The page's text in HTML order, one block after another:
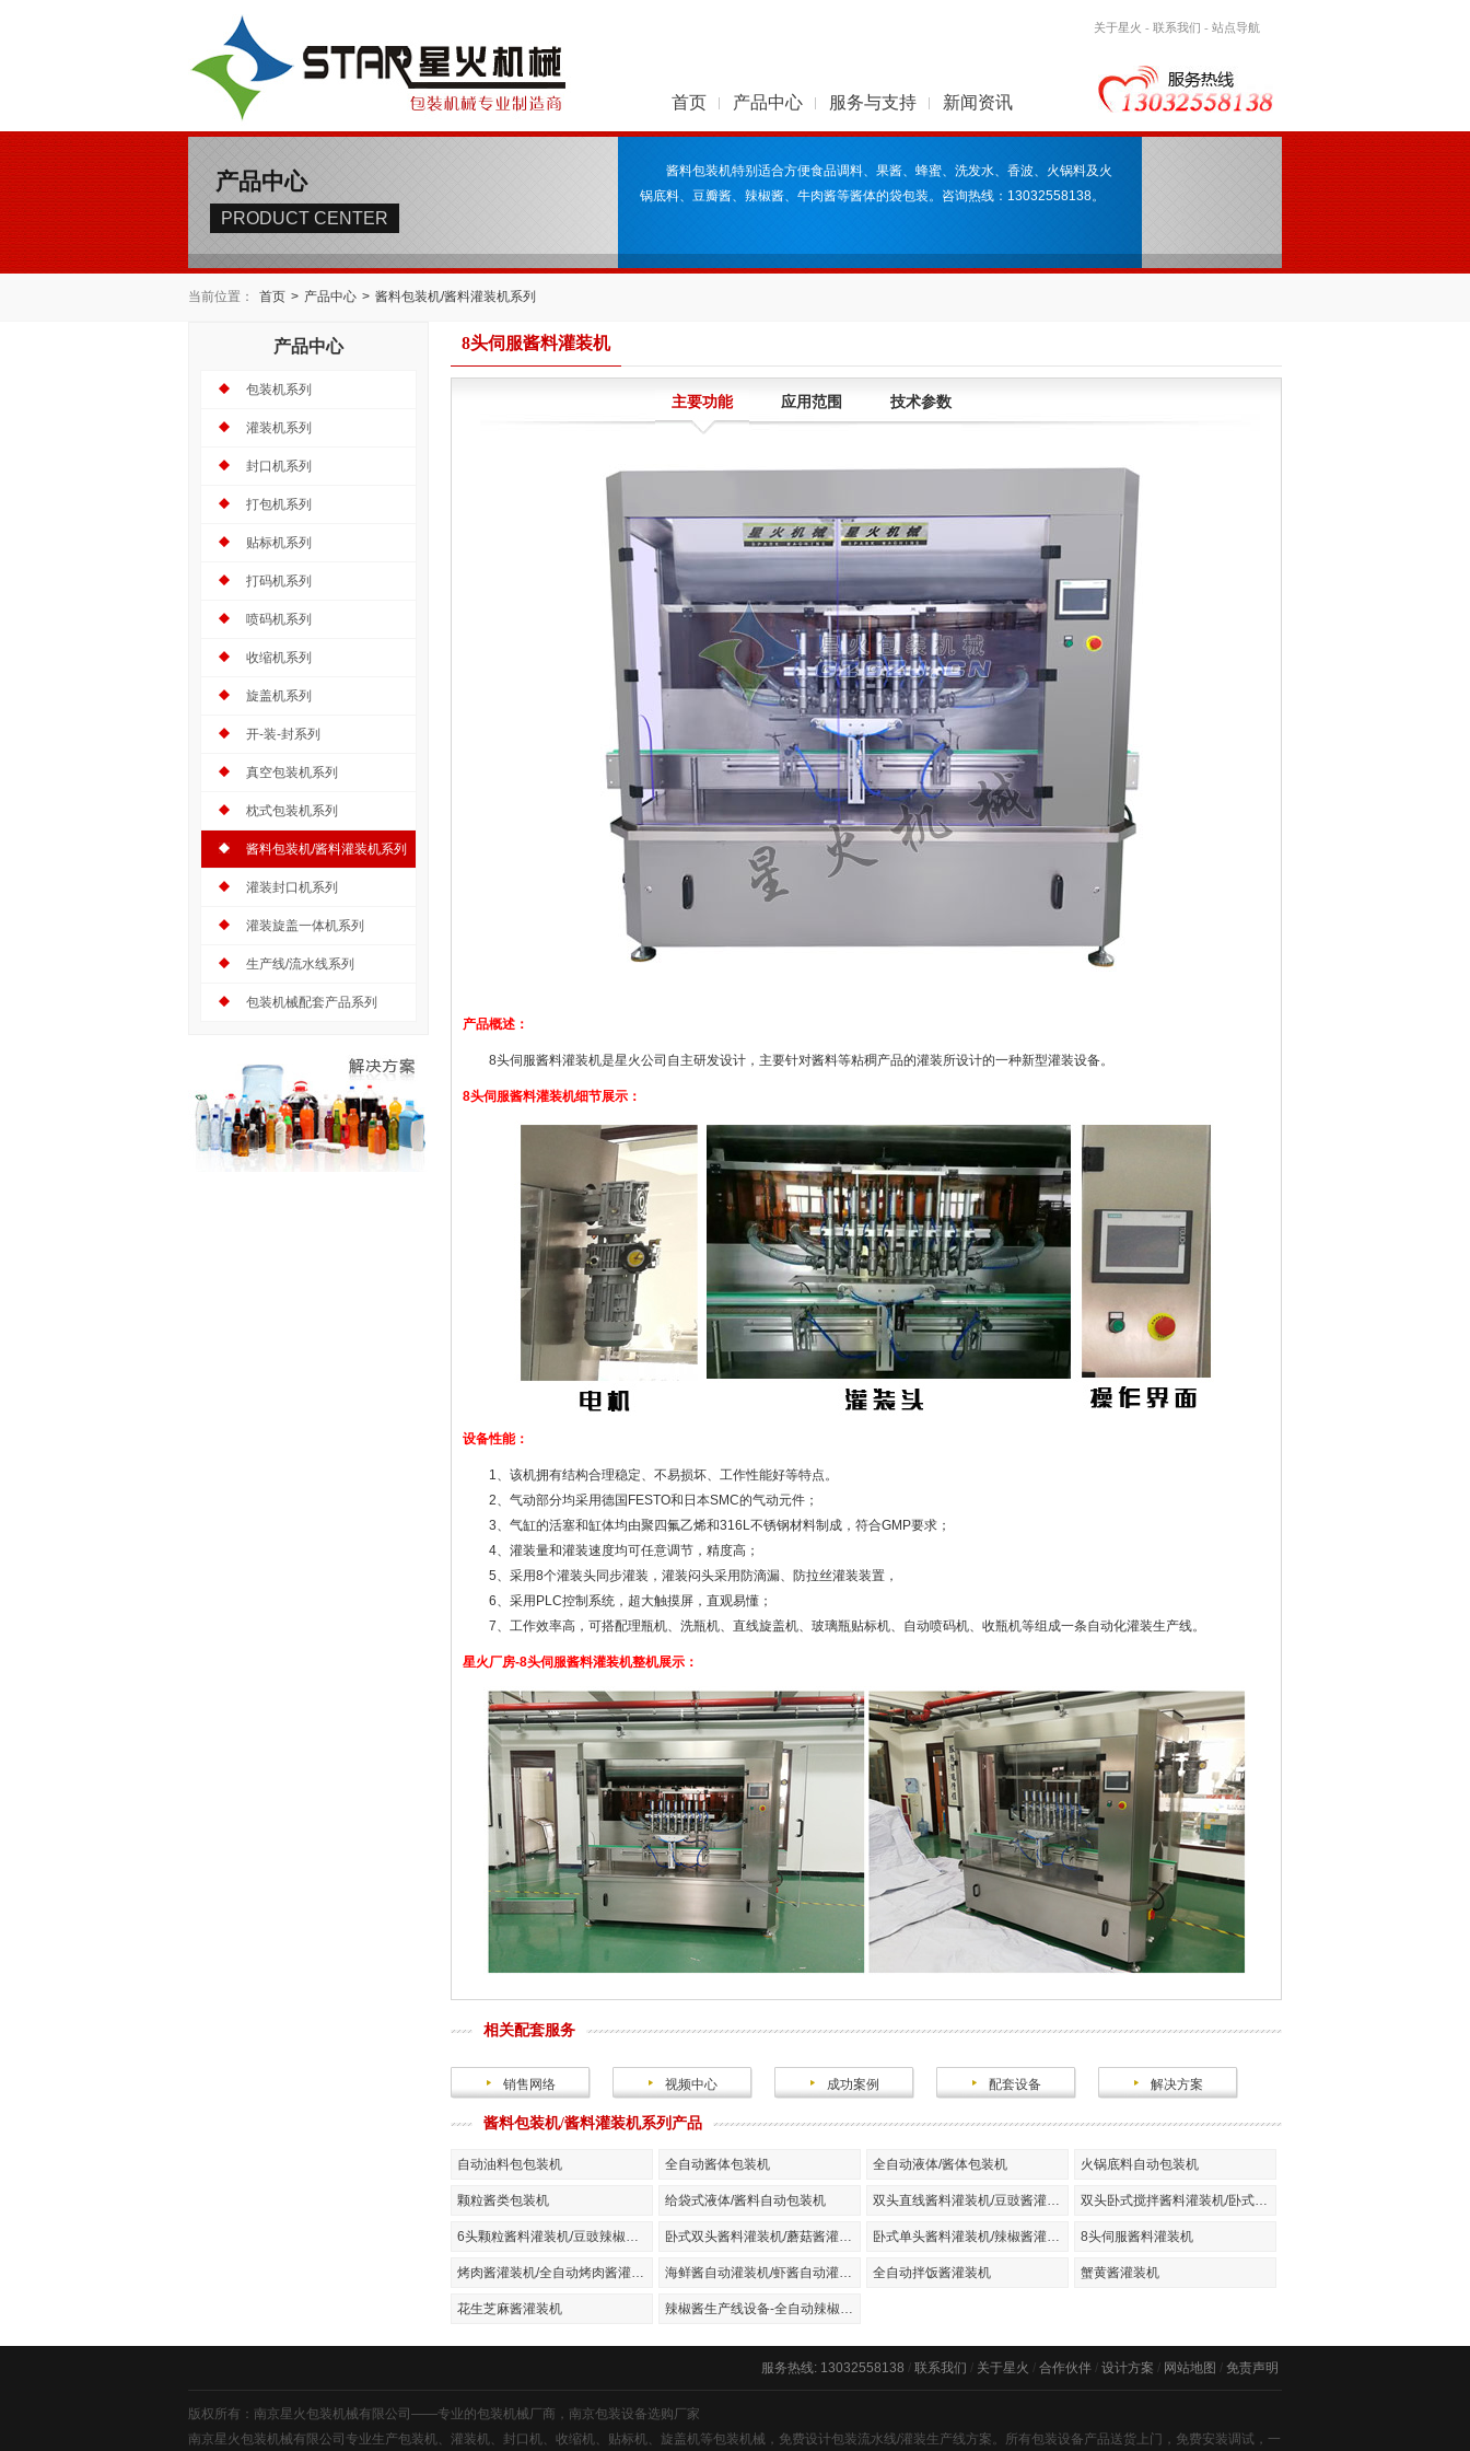
关于星火 - 联系我们 - 站点导航
首页 产品中心 服务与支持 新闻资讯
产品中心
PRODUCT CENTER
酱料包装机特别适合方便食品调料、果酱、蜂蜜、洗发水、香波、火锅料及火
锅底料、豆瓣酱、辣椒酱、牛肉酱等酱体的袋包装。咨询热线：13032558138。
当前位置： 首页 > 产品中心 > 酱料包装机/酱料灌装机系列
产品中心
包装机系列
灌装机系列
封口机系列
打包机系列
贴标机系列
打码机系列
喷码机系列
收缩机系列
旋盖机系列
开-装-封系列
真空包装机系列
枕式包装机系列
酱料包装机/酱料灌装机系列
灌装封口机系列
灌装旋盖一体机系列
生产线/流水线系列
包装机械配套产品系列
8头伺服酱料灌装机
主要功能 应用范围 技术参数
产品概述：
8头伺服酱料灌装机是星火公司自主研发设计，主要针对酱料等粘稠产品的灌装所设计的一种新型灌装设备。
8头伺服酱料灌装机细节展示：
设备性能：
1、该机拥有结构合理稳定、不易损坏、工作性能好等特点。
2、气动部分均采用德国FESTO和日本SMC的气动元件；
3、气缸的活塞和缸体均由聚四氟乙烯和316L不锈钢材料制成，符合GMP要求；
4、灌装量和灌装速度均可任意调节，精度高；
5、采用8个灌装头同步灌装，灌装闷头采用防滴漏、防拉丝灌装装置，
6、采用PLC控制系统，超大触摸屏，直观易懂；
7、工作效率高，可搭配理瓶机、洗瓶机、直线旋盖机、玻璃瓶贴标机、自动喷码机、收瓶机等组成一条自动化灌装生产线。
星火厂房-8头伺服酱料灌装机整机展示：
相关配套服务
销售网络 视频中心 成功案例 配套设备 解决方案
酱料包装机/酱料灌装机系列产品
自动油料包包装机 全自动酱体包装机 全自动液体/酱体包装机 火锅底料自动包装机
颗粒酱类包装机 给袋式液体/酱料自动包装机 双头直线酱料灌装机/豆豉酱灌装机 双头卧式搅拌酱料灌装机/卧式搅拌豆豉酱灌装机
6头颗粒酱料灌装机/豆豉辣椒酱灌装机 卧式双头酱料灌装机/蘑菇酱灌装机 卧式单头酱料灌装机/辣椒酱灌装机 8头伺服酱料灌装机
烤肉酱灌装机/全自动烤肉酱灌装机 海鲜酱自动灌装机/虾酱自动灌装机 全自动拌饭酱灌装机 蟹黄酱灌装机
花生芝麻酱灌装机 辣椒酱生产线设备-全自动辣椒酱生产线设备厂家
服务热线: 13032558138 / 联系我们 / 关于星火 / 合作伙伴 / 设计方案 / 网站地图 / 免责声明
版权所有：南京星火包装机械有限公司——专业的包装机械厂商 ， 南京包装设备选购厂家
南京星火包装机械有限公司专业生产包装机、灌装机、封口机、收缩机、贴标机、旋盖机等包装机械，免费设计包装流水线/灌装生产线方案。所有包装设备产品送货上门，免费安装调试，一